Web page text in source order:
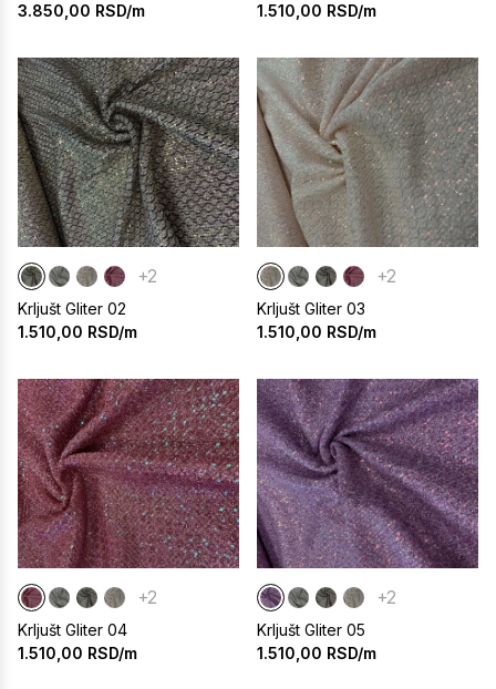
3.850,00 RSD/m
1.510,00 RSD/m
+2
Krljušt Gliter 02
1.510,00 RSD/m
+2
Krljušt Gliter 03
1.510,00 RSD/m
+2
Krljušt Gliter 04
1.510,00 RSD/m
+2
Krljušt Gliter 05
1.510,00 RSD/m